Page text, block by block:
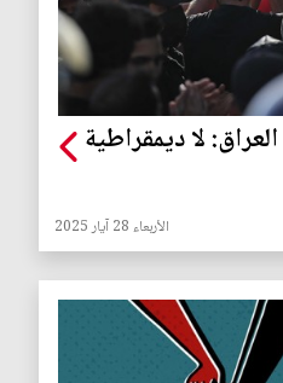
لا ديمقراطية
الأربعاء 28 آيار 2025